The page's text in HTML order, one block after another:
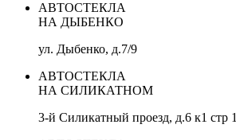
АВТОСТЕКЛА
НА ДЫБЕНКО
ул. Дыбенко, д.7/9
АВТОСТЕКЛА
НА СИЛИКАТНОМ
3-й Силикатный проезд, д.6 к1 стр 1